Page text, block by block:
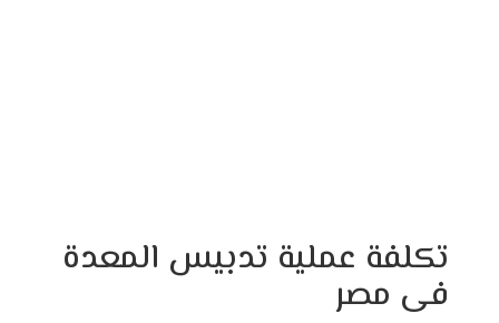
تكلفة عملية تدبيس المعدة
فى مصر